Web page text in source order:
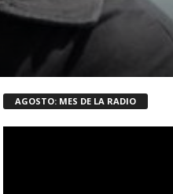
AGOSTO: MES DE LA RADIO